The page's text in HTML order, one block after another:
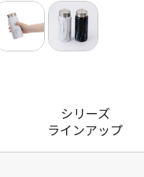
シリーズ
ラインアップ